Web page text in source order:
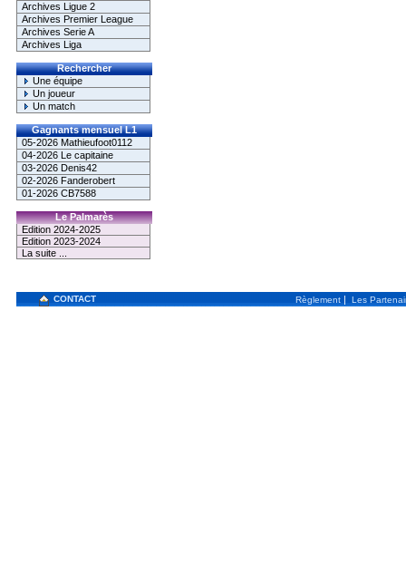
Archives Ligue 2
Archives Premier League
Archives Serie A
Archives Liga
Rechercher
Une équipe
Un joueur
Un match
Gagnants mensuel L1
05-2026 Mathieufoot0112
04-2026 Le capitaine
03-2026 Denis42
02-2026 Fanderobert
01-2026 CB7588
Le Palmarès
Edition 2024-2025
Edition 2023-2024
La suite ...
CONTACT Règlement | Les